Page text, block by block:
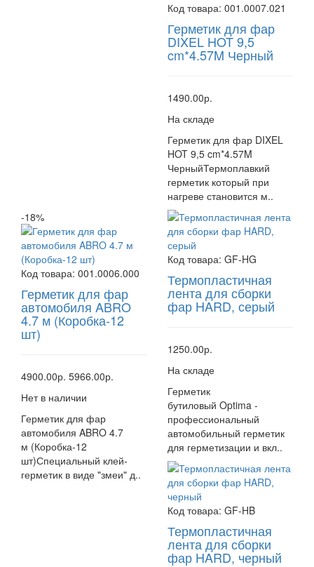
Код товара: 001.0007.021
Герметик для фар
DIXEL HOT 9,5
cm*4.57M Черный
1490.00р.
На складе
Герметик для фар DIXEL
HOT 9,5 cm*4.57M
ЧерныйТермоплавкий
герметик который при
нагреве становится м..
-18%
Код товара: 001.0006.000
Герметик для фар
автомобиля ABRO
4.7 м (Коробка-12
шт)
4900.00р. 5966.00р.
Нет в наличии
Герметик для фар
автомобиля ABRO 4.7
м (Коробка-12
шт)Специальный клей-
герметик в виде "змеи" д..
Код товара: GF-HG
Термопластичная
лента для сборки
фар HARD, серый
1250.00р.
На складе
Герметик
бутиловый Optima -
профессиональный
автомобильный герметик
для герметизации и вкл..
Код товара: GF-HB
Термопластичная
лента для сборки
фар HARD, черный